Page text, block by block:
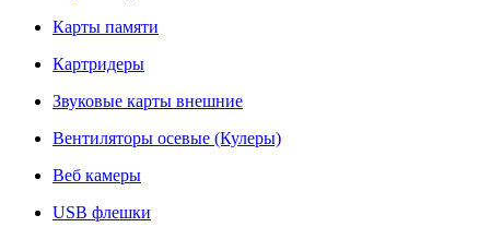
Карты памяти
Картридеры
Звуковые карты внешние
Вентиляторы осевые (Кулеры)
Веб камеры
USB флешки